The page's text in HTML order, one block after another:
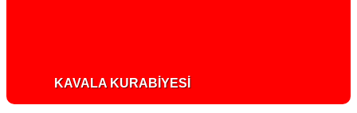
KAVALA KURABİYESİ